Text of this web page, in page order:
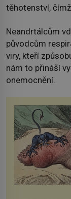
těhotenství,
Neandrtálcům
původcům
viry, kteří
nám to přináší
onemocnění.